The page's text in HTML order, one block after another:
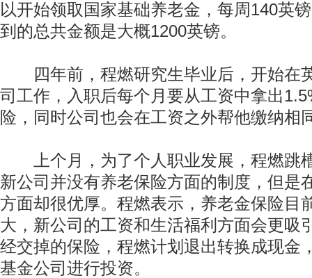
以开始领取国家基础养老金，每周140英
到的总共金额是大概1200英镑。
四年前，程燃研究生毕业后，开始在
司工作，入职后每个月要从工资中拿出
险，同时公司也会在工资之外帮他缴纳相
上个月，为了个人职业发展，程燃跳
新公司并没有养老保险方面的制度，但是
方面却很优厚。程燃表示，养老金保险目
大，新公司的工资和生活福利方面会更吸
经交掉的保险，程燃计划退出转换成现金
基金公司进行投资。